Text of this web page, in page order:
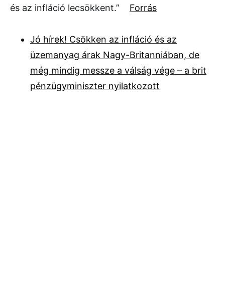
és az infláció lecsökkent.” Forrás
Jó hírek! Csökken az infláció és az
üzemanyag árak Nagy-Britanniában, de
még mindig messze a válság vége – a brit
pénzügyminiszter nyilatkozott